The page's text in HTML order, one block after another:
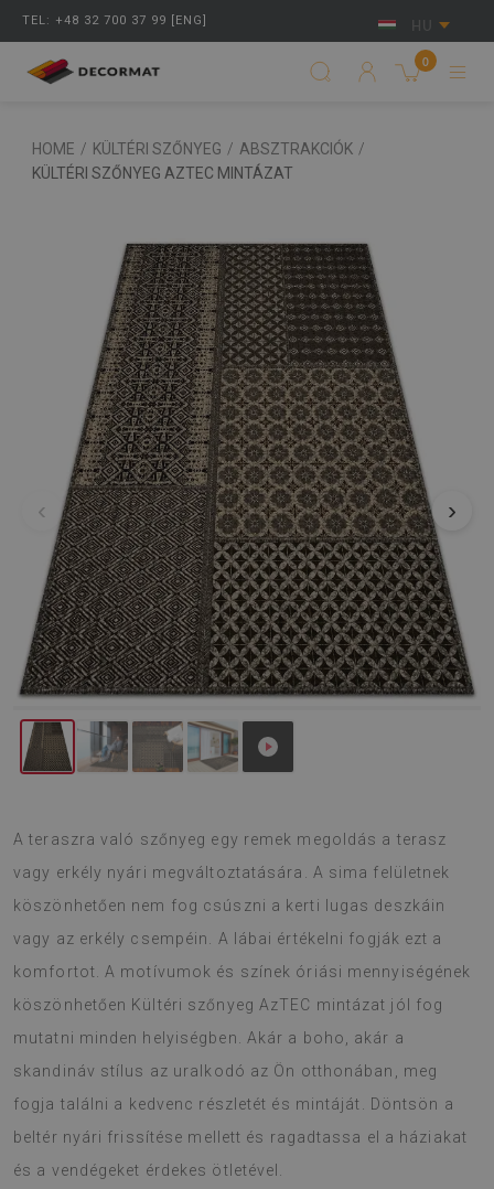
TEL: +48 32 700 37 99 [ENG] HU
0
HOME / KÜLTÉRI SZŐNYEG / ABSZTRAKCIÓK /
KÜLTÉRI SZŐNYEG AZTEC MINTÁZAT
‹ ›
A teraszra való szőnyeg egy remek megoldás a terasz
vagy erkély nyári megváltoztatására. A sima felületnek
köszönhetően nem fog csúszni a kerti lugas deszkáin
vagy az erkély csempéin. A lábai értékelni fogják ezt a
komfortot. A motívumok és színek óriási mennyiségének
köszönhetően Kültéri szőnyeg AzTEC mintázat jól fog
mutatni minden helyiségben. Akár a boho, akár a
skandináv stílus az uralkodó az Ön otthonában, meg
fogja találni a kedvenc részletét és mintáját. Döntsön a
beltér nyári frissítése mellett és ragadtassa el a háziakat
és a vendégeket érdekes ötletével.